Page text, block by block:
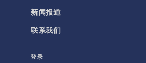
新闻报道
联系我们
登录